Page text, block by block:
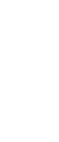
biologiques
Mélange